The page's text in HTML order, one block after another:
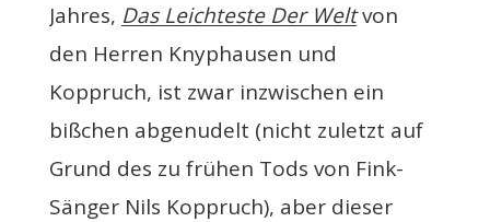
Jahres, Das Leichteste Der Weltvon
den Herren Knyphausen und
Koppruch, ist zwar inzwischen ein
bißchen abgenudelt (nicht zuletzt auf
Grund des zu frühen Tods von Fink-
Sänger Nils Koppruch), aber dieser